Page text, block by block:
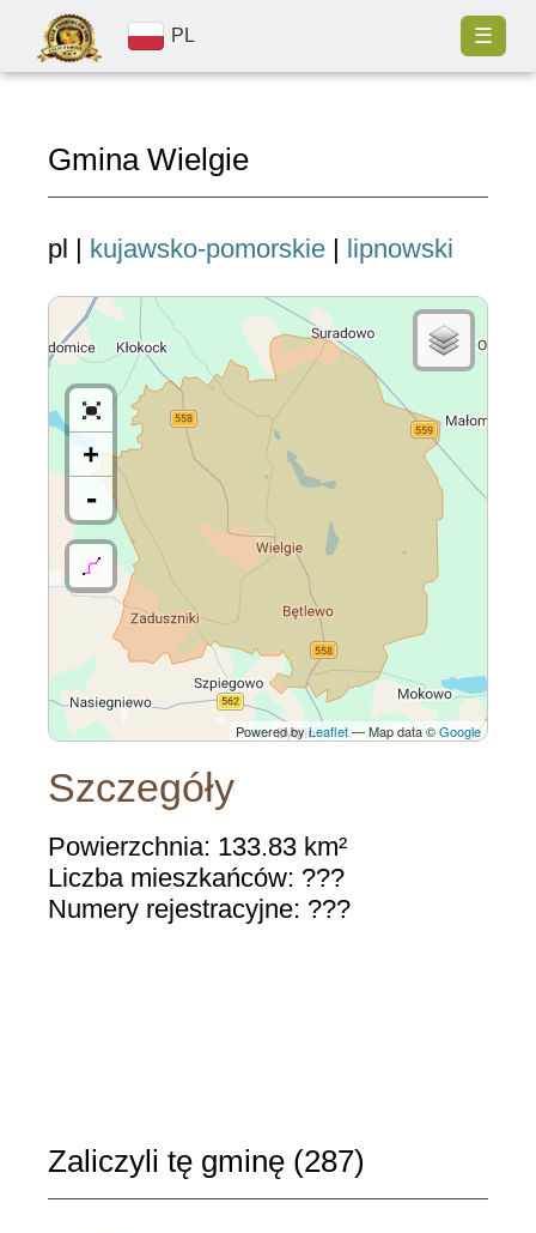
PL ☰
Gmina Wielgie
pl | kujawsko-pomorskie | lipnowski
+
-
Powered byLeaflet— Map data ©Google
Szczegóły
Powierzchnia: 133.83 km²
Liczba mieszkańców: ???
Numery rejestracyjne: ???
Zaliczyli tę gminę (287)